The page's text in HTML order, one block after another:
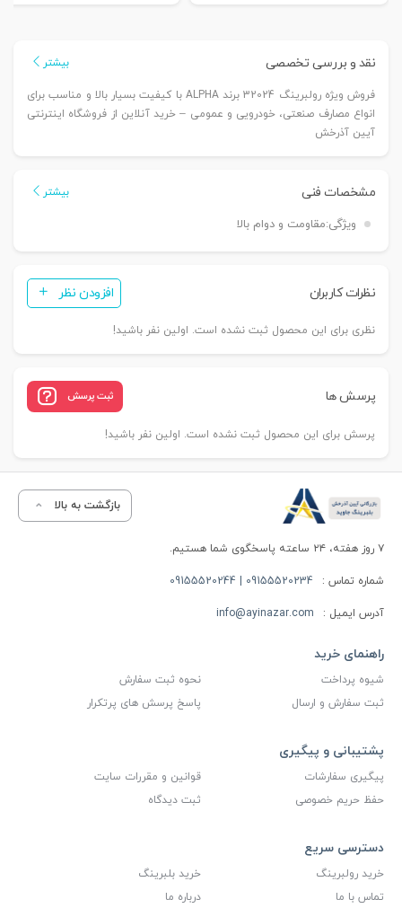
نقد و بررسی تخصصی بیشتر
فروش ویژه رولبرینگ 32024 برند ALPHA با کیفیت بسیار بالا و مناسب برای
انواع مصارف صنعتی، خودرویی و عمومی – خرید آنلاین از فروشگاه اینترنتی
آیین آذرخش
مشخصات فنی بیشتر
ویژگی:مقاومت و دوام بالا
نظرات کاربران افزودن نظر
نظری برای این محصول ثبت نشده است. اولین نفر باشید!
پرسش ها ثبت پرسش
پرسش برای این محصول ثبت نشده است. اولین نفر باشید!
بازگشت به بالا
۷ روز هفته، ۲۴ ساعته پاسخگوی شما هستیم.
شماره تماس : 09155520234 | 09155520244
آدرس ایمیل : info@ayinazar.com
راهنمای خرید
شیوه پرداخت
نحوه ثبت سفارش
ثبت سفارش و ارسال
پاسخ پرسش های پرتکرار
پشتیبانی و پیگیری
پیگیری سفارشات
قوانین و مقررات سایت
حفظ حریم خصوصی
ثبت دیدگاه
دسترسی سریع
خرید رولبرینگ
خرید بلبرینگ
تماس با ما
درباره ما